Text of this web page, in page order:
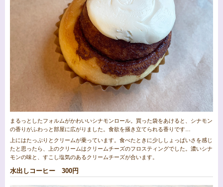
まるっとしたフォルムがかわいいシナモンロール。買った袋をあけると、シナモン
の香りがふわっと部屋に広がりました。食欲を掻き立てられる香りです…
上にはたっぷりとクリームが乗っています。食べたときに少ししょっぱいさを感じ
たと思ったら、上のクリームはクリームチーズのフロスティングでした。濃いシナ
モンの味と、すこし塩気のあるクリームチーズが合います。
水出しコーヒー 300円